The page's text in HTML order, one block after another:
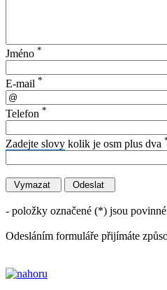
Jméno *
E-mail *
Telefon *
Zadejte slovy kolik je osm plus dva
- položky označené (*) jsou
Odesláním formuláře přijímáte